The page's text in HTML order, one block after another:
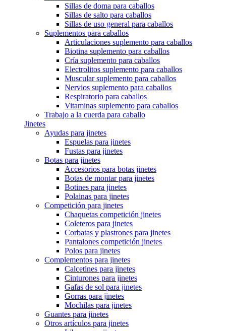
Sillas de doma para caballos
Sillas de salto para caballos
Sillas de uso general para caballos
Suplementos para caballos
Articulaciones suplemento para caballos
Biotina suplemento para caballos
Cría suplemento para caballos
Electrolitos suplemento para caballos
Muscular suplemento para caballos
Nervios suplemento para caballos
Respiratorio para caballos
Vitaminas suplemento para caballos
Trabajo a la cuerda para caballo
Jinetes
Ayudas para jinetes
Espuelas para jinetes
Fustas para jinetes
Botas para jinetes
Accesorios para botas jinetes
Botas de montar para jinetes
Botines para jinetes
Polainas para jinetes
Competición para jinetes
Chaquetas competición jinetes
Coleteros para jinetes
Corbatas y plastrones para jinetes
Pantalones competición jinetes
Polos para jinetes
Complementos para jinetes
Calcetines para jinetes
Cinturones para jinetes
Gafas de sol para jinetes
Gorras para jinetes
Mochilas para jinetes
Guantes para jinetes
Otros artículos para jinetes